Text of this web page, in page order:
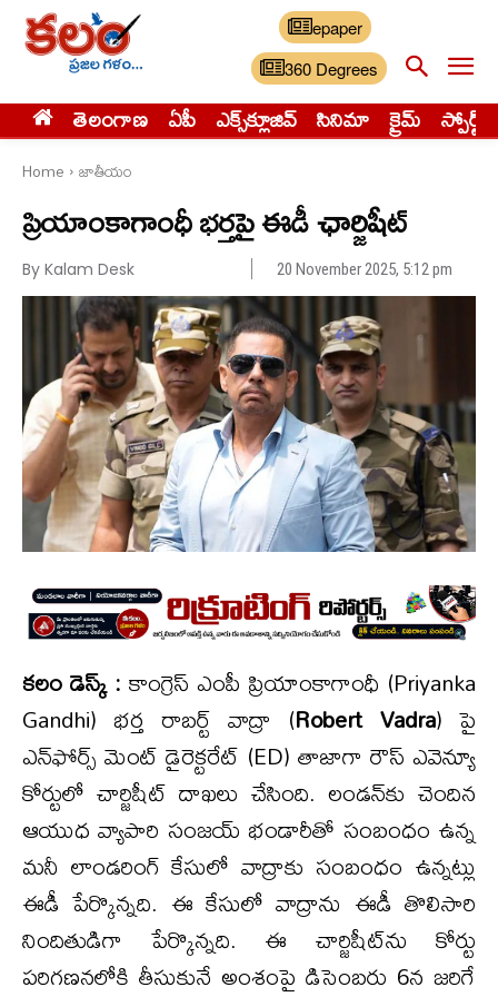
epaper
360 Degrees
తెలంగాణ ఏపీ ఎక్స్‌క్లూజివ్‌ సినిమా క్రైమ్ స్పోర్ట్స్
Home జాతీయం
ప్రియాంకాగాంధీ భర్తపై ఈడీ ఛార్జిషీట్
By Kalam Desk 20 November 2025, 5:12 pm
కలం డెస్క్ :కాంగ్రెస్ ఎంపీ ప్రియాంకాగాంధీ (Priyanka
Gandhi) భర్త రాబర్ట్ వాద్రా (Robert Vadra) పై
ఎన్‌ఫోర్స్‌ మెంట్ డైరెక్టరేట్ (ED) తాజాగా రౌస్ ఎవెన్యూ
కోర్టులో చార్జిషీట్ దాఖలు చేసింది. లండన్‌కు చెందిన
ఆయుధ వ్యాపారి సంజయ్ భండారీతో సంబంధం ఉన్న
మనీ లాండరింగ్ కేసులో వాద్రాకు సంబంధం ఉన్నట్లు
ఈడీ పేర్కొన్నది. ఈ కేసులో వాద్రాను ఈడీ తొలిసారి
నిందితుడిగా పేర్కొన్నది. ఈ చార్జిషీట్‌ను కోర్టు
పరిగణనలోకి తీసుకునే అంశంపై డిసెంబరు 6న జరిగే